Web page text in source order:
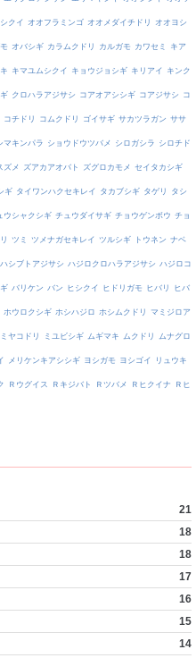
クイ オオフラミンゴ オオメダイチドリ オオヨシ
オバシギ カラムクドリ カルガモ カワセミ キア
キマユムシクイ キョウジョシギ キリアイ キンク
クロハラアジサシ コアオアシシギ コアジサシ コ
コチドリ コムクドリ ゴイサギ サカツラガン ササ
マキンパラ ショウドウツバメ シロガシラ シロチド
ズメ ズアカアオバト ズグロカモメ セイタカシギ
ギ タイワンハクセキレイ タカブシギ タゲリ タシ
ウシャクシギ チュウダイサギ チョウゲンボウ チョ
ツミ ツメナガセキレイ ツルシギ トウネン ナベ
ハシブトアジサシ ハジロクロハラアジサシ ハジロコ
バリケン バン ヒシクイ ヒドリガモ ヒバリ ヒバ
ホウロクシギ ホシハジロ ホシムクドリ マミジロア
ミヤコドリ ミユビシギ ムギマキ ムクドリ ムナグロ
メリケンキアシシギ ヨシガモ ヨシゴイ リュウキ
Ｒウグイス Ｒキジバト Ｒツバメ Ｒヒクイナ Ｒヒ
21
18
18
17
16
15
14